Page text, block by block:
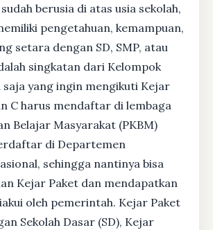
berusia di atas usia sekolah,
pengetahuan, kemampuan,
setara dengan SD, SMP, atau
singkatan dari Kelompok
saja yang ingin mengikuti Kejar
C harus mendaftar di lembaga
Belajar Masyarakat (PKBM)
di Departemen
sehingga nantinya bisa
Kejar Paket dan mendapatkan
oleh pemerintah. Kejar Paket
Sekolah Dasar (SD), Kejar